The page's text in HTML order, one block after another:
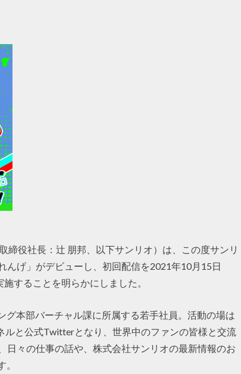
締役社長：辻󠄀 朋邦、以下サンリオ）は、この度サンリ
げ」がデビューし、初回配信を2021年10月15日
することを明らかにしました。
グ本部バーチャル課に所属する若手社員。活動の場は
ルと公式Twitterとなり、世界中のファンの皆様と交流
日々の仕事の話や、株式会社サンリオの最新情報のお